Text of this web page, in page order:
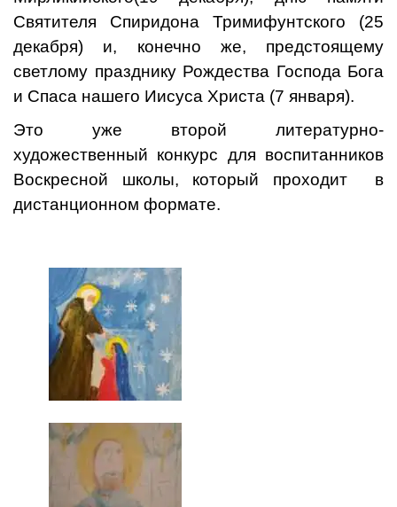
Святителя Спиридона Тримифунтского (25
декабря) и, конечно же, предстоящему
светлому празднику Рождества Господа Бога
и Спаса нашего Иисуса Христа (7 января).
Это уже второй литературно-
художественный конкурс для воспитанников
Воскресной школы, который проходит в
дистанционном формате.